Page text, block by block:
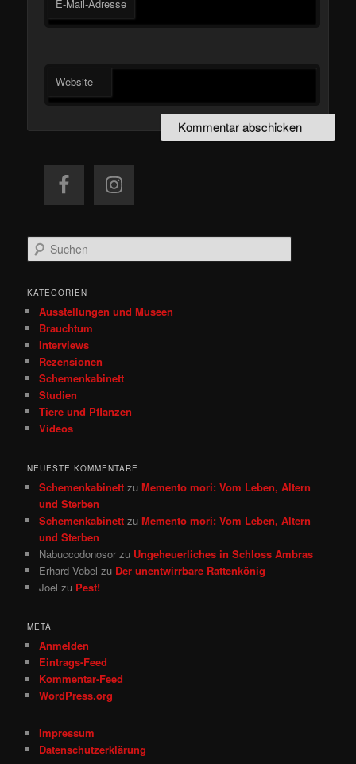
E-Mail-Adresse
Website
u
h
KATEGORIEN
Ausstellungen und Museen
Brauchtum
Interviews
Rezensionen
Schemenkabinett
Studien
Tiere und Pflanzen
Videos
NEUESTE KOMMENTARE
Schemenkabinett zuMemento mori: Vom Leben, Altern
und Sterben
Schemenkabinett zuMemento mori: Vom Leben, Altern
und Sterben
Nabuccodonosor zu Ungeheuerliches in Schloss Ambras
Erhard Vobel zu Der unentwirrbare Rattenkönig
Joel zu Pest!
META
Anmelden
Eintrags-Feed
Kommentar-Feed
WordPress.org
Impressum
Datenschutzerklärung